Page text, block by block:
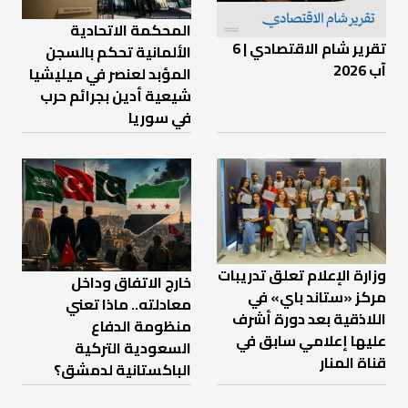
تقرير شام الاقتصادي | 6
آب 2026
المحكمة الاتحادية
الألمانية تحكم بالسجن
المؤبد لعنصر في ميليشيا
شيعية أدين بجرائم حرب
في سوريا
وزارة الإعلام تعلق تدريبات
مركز «ستاند باي» في
اللاذقية بعد دورة أشرف
عليها إعلامي سابق في
قناة المنار
خارج الاتفاق وداخل
معادلته.. ماذا تعني
منظومة الدفاع
السعودية التركية
الباكستانية لدمشق؟